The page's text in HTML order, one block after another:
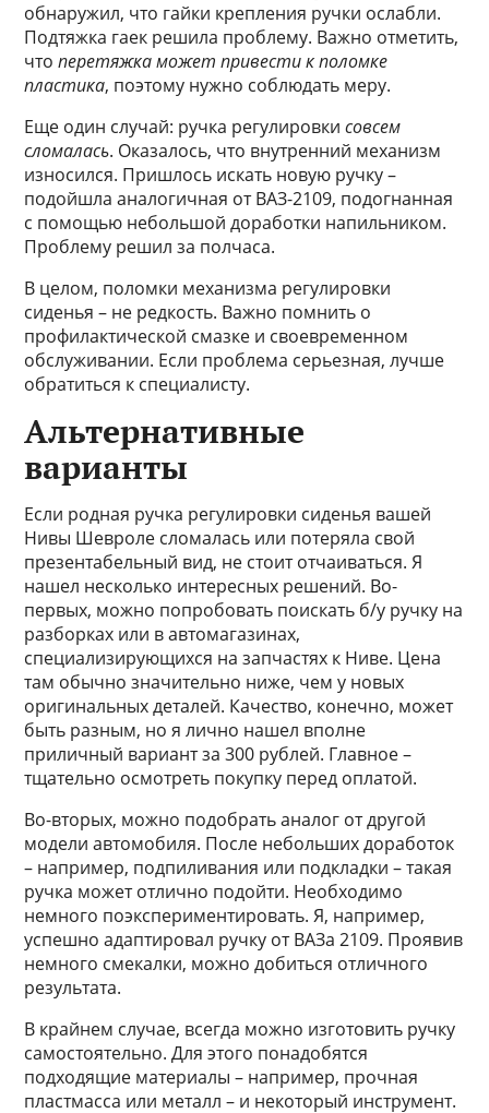
обнаружил, что гайки крепления ручки ослабли.
Подтяжка гаек решила проблему. Важно отметить,
чтоперетяжка может привести к поломке
пластика, поэтому нужно соблюдать меру.
Еще один случай: ручка регулировкисовсем
сломалась. Оказалось, что внутренний механизм
износился. Пришлось искать новую ручку –
подойшла аналогичная от ВАЗ-2109, подогнанная
с помощью небольшой доработки напильником.
Проблему решил за полчаса.
В целом, поломки механизма регулировки
сиденья – не редкость. Важно помнить о
профилактической смазке и своевременном
обслуживании. Если проблема серьезная, лучше
обратиться к специалисту.
Альтернативные
варианты
Если родная ручка регулировки сиденья вашей
Нивы Шевроле сломалась или потеряла свой
презентабельный вид, не стоит отчаиваться. Я
нашел несколько интересных решений. Во-
первых, можно попробовать поискать б/у ручку на
разборках или в автомагазинах,
специализирующихся на запчастях к Ниве. Цена
там обычно значительно ниже, чем у новых
оригинальных деталей. Качество, конечно, может
быть разным, но я лично нашел вполне
приличный вариант за 300 рублей. Главное –
тщательно осмотреть покупку перед оплатой.
Во-вторых, можно подобрать аналог от другой
модели автомобиля. После небольших доработок
– например, подпиливания или подкладки – такая
ручка может отлично подойти. Необходимо
немного поэкспериментировать. Я, например,
успешно адаптировал ручку от ВАЗа 2109. Проявив
немного смекалки, можно добиться отличного
результата.
В крайнем случае, всегда можно изготовить ручку
самостоятельно. Для этого понадобятся
подходящие материалы – например, прочная
пластмасса или металл – и некоторый инструмент.